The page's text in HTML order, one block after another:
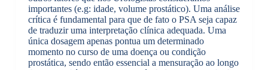
importantes (e.g: idade, volume prostático). Uma análise
crítica é fundamental para que de fato o PSA seja capaz
de traduzir uma interpretação clínica adequada. Uma
única dosagem apenas pontua um determinado
momento no curso de uma doença ou condição
prostática, sendo então essencial a mensuração ao longo